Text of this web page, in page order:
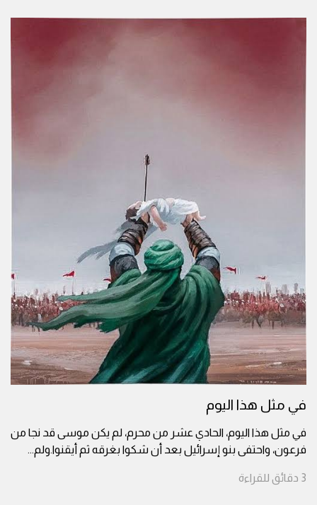
في مثل هذا اليوم
في مثل هذا اليوم، الحادي عشر من محرم، لم يكن موسى قد نجا من
فرعون، واحتفى بنو إسرائيل بعد أن شكوا بغرقه ثم أيقنوا.ولم...
3 دقائق للقراءة